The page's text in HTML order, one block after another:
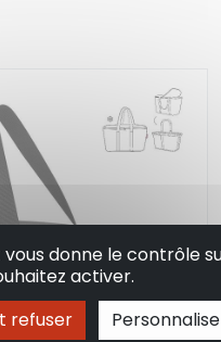
donne le contrôle
activer.
refuser